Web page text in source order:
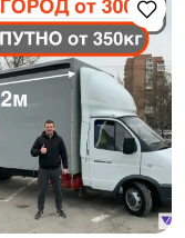
и видеосъемка